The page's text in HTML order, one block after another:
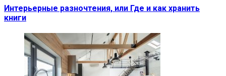
Интерьерные разночтения, или Где и как хранить
книги